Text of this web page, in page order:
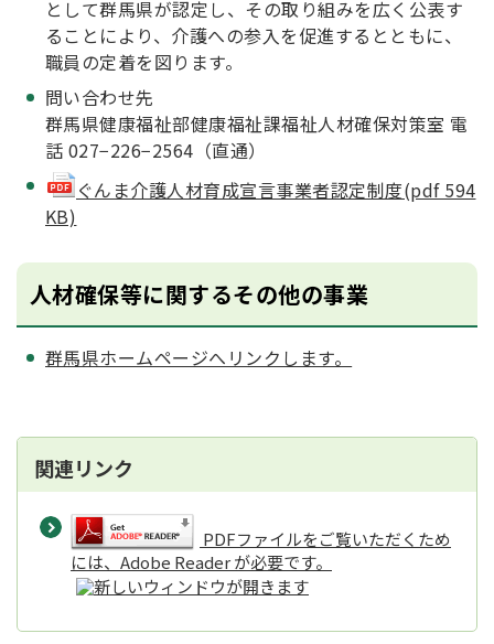
として群馬県が認定し、その取り組みを広く公表す
ることにより、介護への参入を促進するとともに、
職員の定着を図ります。
問い合わせ先
群馬県健康福祉部健康福祉課福祉人材確保対策室 電
話 027−226−2564（直通）
ぐんま介護人材育成宣言事業者認定制度(pdf 594
KB)
人材確保等に関するその他の事業
群馬県ホームページへリンクします。
関連リンク
PDFファイルをご覧いただくため
には、Adobe Reader が必要です。